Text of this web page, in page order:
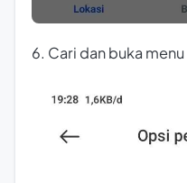
6. Cari dan buka menu